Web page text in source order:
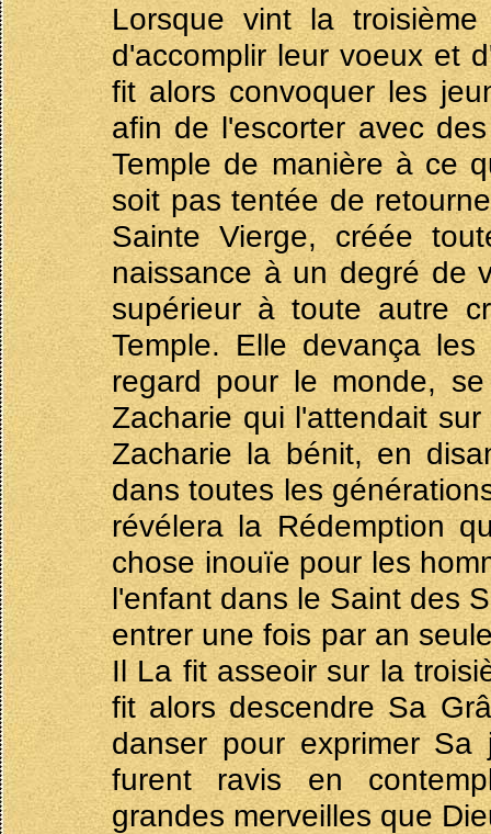
Lorsque vint la
d'accomplir leur voeux et
fit alors convoquer les
afin de l'escorter avec
Temple de manière à ce
soit pas tentée de
Sainte Vierge, créée
naissance à un degré de
supérieur à toute autre
Temple. Elle devança
regard pour le monde,
Zacharie qui l'attendait
Zacharie la bénit, en
dans toutes les
révélera la Rédemption
chose inouïe pour les
l'enfant dans le Saint des
entrer une fois par an
Il La fit asseoir sur la
fit alors descendre Sa
danser pour exprimer
furent ravis en
grandes merveilles que